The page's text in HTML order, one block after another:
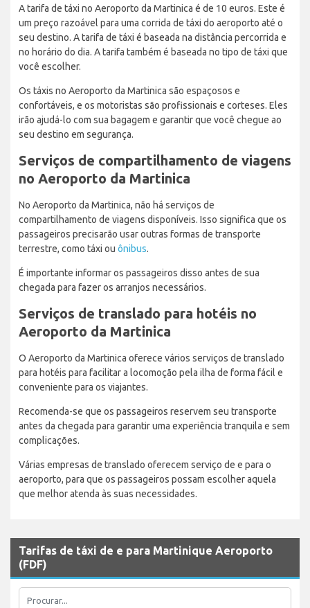
A tarifa de táxi no Aeroporto da Martinica é de 10 euros. Este é
um preço razoável para uma corrida de táxi do aeroporto até o
seu destino. A tarifa de táxi é baseada na distância percorrida e
no horário do dia. A tarifa também é baseada no tipo de táxi que
você escolher.
Os táxis no Aeroporto da Martinica são espaçosos e
confortáveis, e os motoristas são profissionais e corteses. Eles
irão ajudá-lo com sua bagagem e garantir que você chegue ao
seu destino em segurança.
Serviços de compartilhamento de viagens
no Aeroporto da Martinica
No Aeroporto da Martinica, não há serviços de
compartilhamento de viagens disponíveis. Isso significa que os
passageiros precisarão usar outras formas de transporte
terrestre, como táxi ou ônibus.
É importante informar os passageiros disso antes de sua
chegada para fazer os arranjos necessários.
Serviços de translado para hotéis no
Aeroporto da Martinica
O Aeroporto da Martinica oferece vários serviços de translado
para hotéis para facilitar a locomoção pela ilha de forma fácil e
conveniente para os viajantes.
Recomenda-se que os passageiros reservem seu transporte
antes da chegada para garantir uma experiência tranquila e sem
complicações.
Várias empresas de translado oferecem serviço de e para o
aeroporto, para que os passageiros possam escolher aquela
que melhor atenda às suas necessidades.
Tarifas de táxi de e para Martinique Aeroporto
(FDF)